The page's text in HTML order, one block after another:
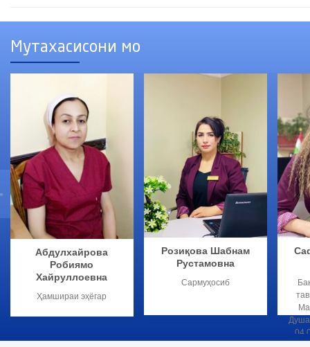
Мутахасисони мо
Абдулхайрова
Робиямо
Хайруллоевна
Ҳамшираи эҳёгар
Розиқова Шабнам
Рустамовна
Сармуҳосиб